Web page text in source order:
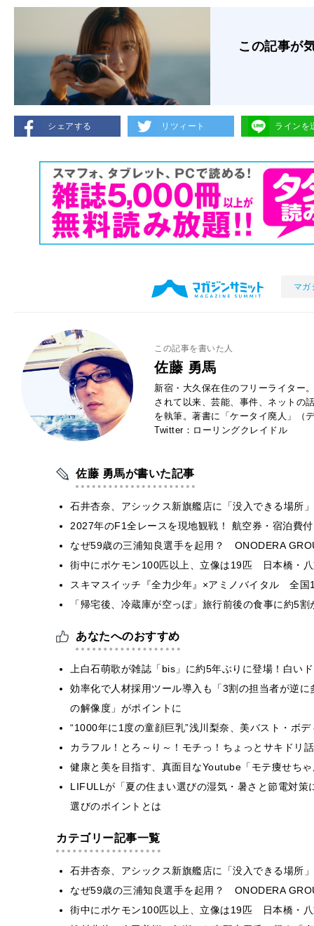
この記事が
シェアする リツィート ラインを
マガ
この記事を書いた人
佐藤 勇馬
新宿・大久保在住のフリーライター
されて以来、芸能、事件、ネットの
を執筆。著書に「ケータイ廃人」（
Twitter：ローリングクレイドル
佐藤 勇馬が書いた記事
石井杏奈、アシックス新旗艦店に「没入できる場所
2027年のF1全レースを現地観戦！ 航空券・宿泊費
なぜ59歳の三浦知良選手を起用？ ONODERA
街中にポケモン100匹以上、立像は19匹 日本橋・
スキマスイッチ『全力少年』×アミノバイタル 全国
「帰宅後、冷蔵庫が空っぽ」旅行前後の食事に約5
あなたへのおすすめ
上白石萌歌が雑誌「bis」に約5年ぶりに登場！白い
効率化で人材採用ツール導入も「3割の担当者が逆
の解像度」がポイントに
“1000年に1度の童顔巨乳”浅川梨奈、美バスト・ボ
カラフル！とろ～り～！モチっ！ちょっとサキドリ
健康と美を目指す、真面目なYoutube「モテ痩せち
LIFULLが「夏の住まい選びの湿気・暑さと節電対
選びのポイントとは
カテゴリー記事一覧
石井杏奈、アシックス新旗艦店に「没入できる場所
なぜ59歳の三浦知良選手を起用？ ONODERA
街中にポケモン100匹以上、立像は19匹 日本橋・